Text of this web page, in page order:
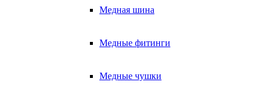
Медная шина
Медные фитинги
Медные чушки